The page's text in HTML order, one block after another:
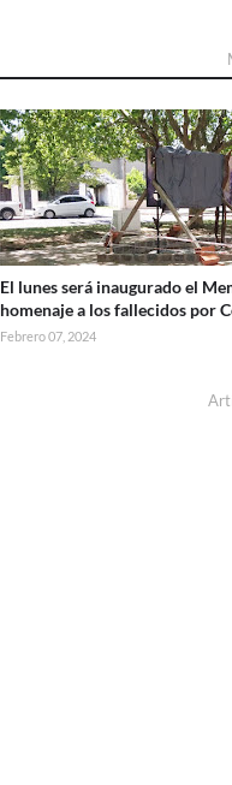
El lunes será inaugurado el
homenaje a los fallecidos por
Febrero 07, 2024